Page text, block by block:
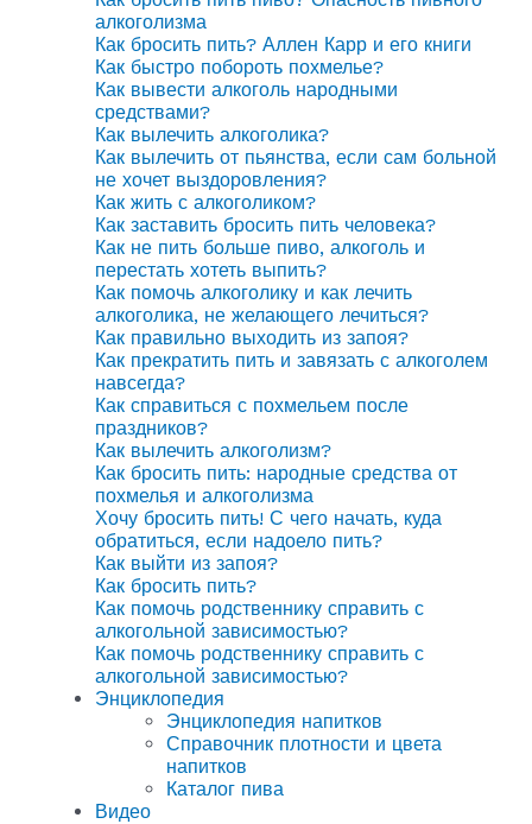
алкоголизма
Как бросить пить? Аллен Карр и его книги
Как быстро побороть похмелье?
Как вывести алкоголь народными
средствами?
Как вылечить алкоголика?
Как вылечить от пьянства, если сам больной
не хочет выздоровления?
Как жить с алкоголиком?
Как заставить бросить пить человека?
Как не пить больше пиво, алкоголь и
перестать хотеть выпить?
Как помочь алкоголику и как лечить
алкоголика, не желающего лечиться?
Как правильно выходить из запоя?
Как прекратить пить и завязать с алкоголем
навсегда?
Как справиться с похмельем после
праздников?
Как вылечить алкоголизм?
Как бросить пить: народные средства от
похмелья и алкоголизма
Хочу бросить пить! С чего начать, куда
обратиться, если надоело пить?
Как выйти из запоя?
Как бросить пить?
Как помочь родственнику справить с
алкогольной зависимостью?
Как помочь родственнику справить с
алкогольной зависимостью?
Энциклопедия
Энциклопедия напитков
Справочник плотности и цвета
напитков
Каталог пива
Видео